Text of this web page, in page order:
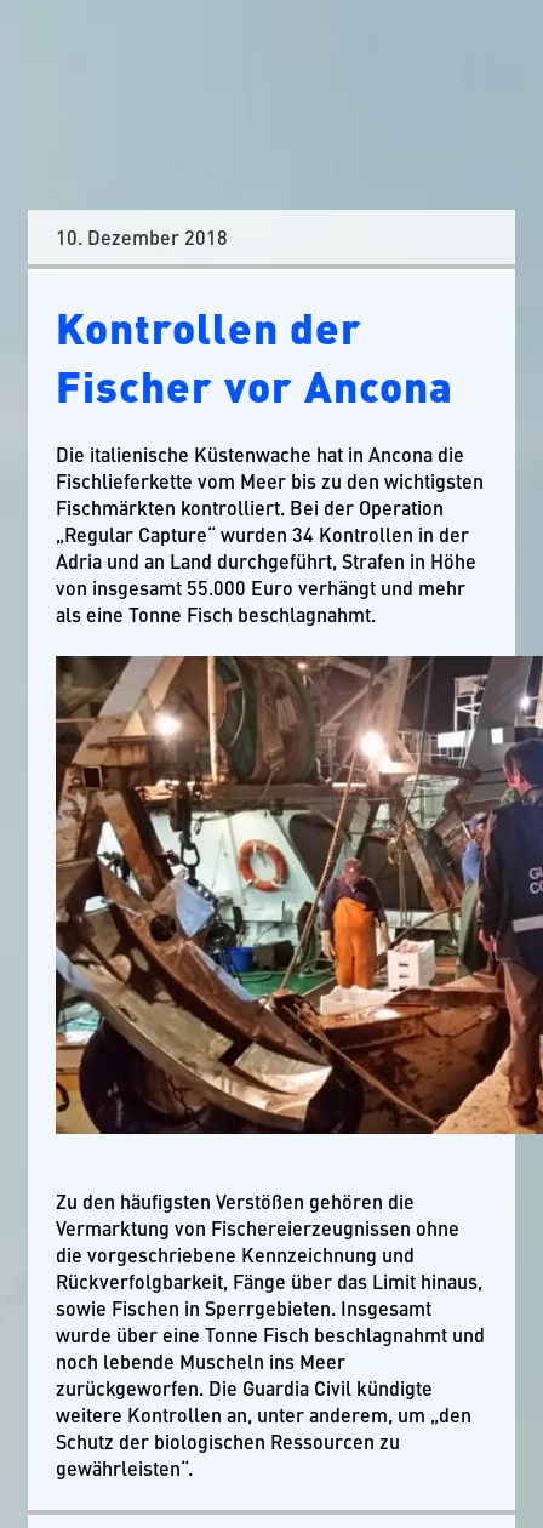
10. Dezember 2018
Kontrollen der
Fischer vor Ancona
Die italienische Küstenwache hat in Ancona die
Fischlieferkette vom Meer bis zu den wichtigsten
Fischmärkten kontrolliert. Bei der Operation
„Regular Capture“ wurden 34 Kontrollen in der
Adria und an Land durchgeführt, Strafen in Höhe
von insgesamt 55.000 Euro verhängt und mehr
als eine Tonne Fisch beschlagnahmt.
Zu den häufigsten Verstößen gehören die
Vermarktung von Fischereierzeugnissen ohne
die vorgeschriebene Kennzeichnung und
Rückverfolgbarkeit, Fänge über das Limit hinaus,
sowie Fischen in Sperrgebieten. Insgesamt
wurde über eine Tonne Fisch beschlagnahmt und
noch lebende Muscheln ins Meer
zurückgeworfen. Die Guardia Civil kündigte
weitere Kontrollen an, unter anderem, um „den
Schutz der biologischen Ressourcen zu
gewährleisten“.